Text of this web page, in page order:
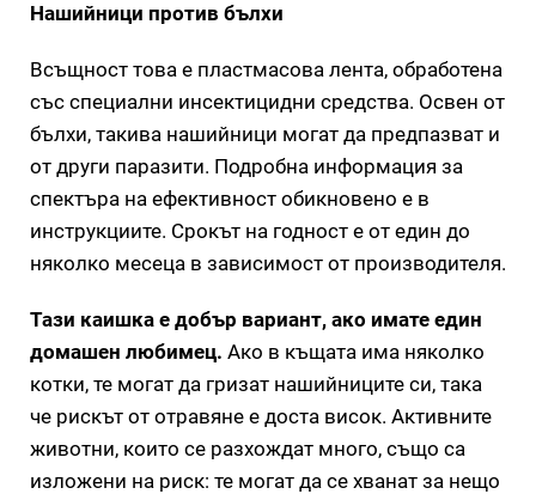
Нашийници против бълхи
Всъщност това е пластмасова лента, обработена
със специални инсектицидни средства. Освен от
бълхи, такива нашийници могат да предпазват и
от други паразити. Подробна информация за
спектъра на ефективност обикновено е в
инструкциите. Срокът на годност е от един до
няколко месеца в зависимост от производителя.
Тази каишка е добър вариант, ако имате един
домашен любимец. Ако в къщата има няколко
котки, те могат да гризат нашийниците си, така
че рискът от отравяне е доста висок. Активните
животни, които се разхождат много, също са
изложени на риск: те могат да се хванат за нещо